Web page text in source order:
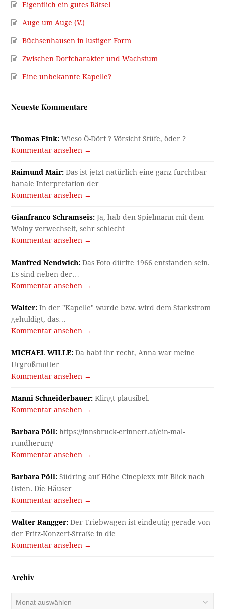
Eigentlich ein gutes Rätsel…
Auge um Auge (V.)
Büchsenhausen in lustiger Form
Zwischen Dorfcharakter und Wachstum
Eine unbekannte Kapelle?
Neueste Kommentare
Thomas Fink: Wieso Ö-Dörf ? Vörsicht Stüfe, öder ?
Kommentar ansehen →
Raimund Mair: Das ist jetzt natürlich eine ganz furchtbar
banale Interpretation der…
Kommentar ansehen →
Gianfranco Schramseis: Ja, hab den Spielmann mit dem
Wolny verwechselt, sehr schlecht…
Kommentar ansehen →
Manfred Nendwich: Das Foto dürfte 1966 entstanden sein.
Es sind neben der…
Kommentar ansehen →
Walter: In der "Kapelle" wurde bzw. wird dem Starkstrom
gehuldigt, das…
Kommentar ansehen →
MICHAEL WILLE: Da habt ihr recht, Anna war meine
Urgroßmutter
Kommentar ansehen →
Manni Schneiderbauer: Klingt plausibel.
Kommentar ansehen →
Barbara Pöll: https://innsbruck-erinnert.at/ein-mal-
rundherum/
Kommentar ansehen →
Barbara Pöll: Südring auf Höhe Cineplexx mit Blick nach
Osten. Die Häuser…
Kommentar ansehen →
Walter Rangger: Der Triebwagen ist eindeutig gerade von
der Fritz-Konzert-Straße in die…
Kommentar ansehen →
Archiv